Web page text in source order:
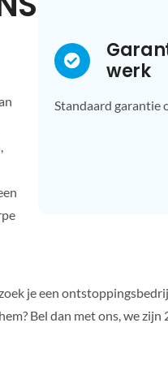
werk
Standaard garantie
zoek je een
Bel dan met ons, we